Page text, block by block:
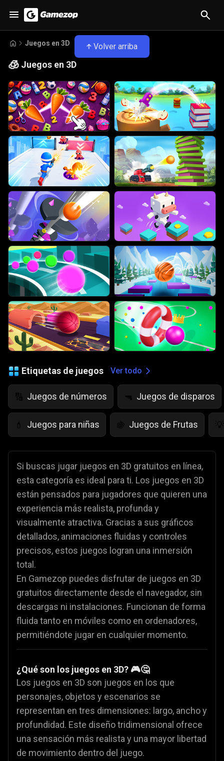
Volver arriba
Juegos en 3D
🧊 Juegos en 3D
Etiquetas de juegos Ver todo
🔢 Juegos de números 🔫 Juegos de disparos
💄 Juegos para niñas 🍇 Juegos de Frutas 💡
Si buscas jugar juegos en 3D gratuitos en línea,
esta categoría es ideal para ti. Los juegos en 3D
están pensados para jugadores que quieren una
experiencia más realista, profunda y
visualmente atractiva. Gracias a sus gráficos
detallados, animaciones fluidas y controles
precisos, estos juegos logran una inmersión
total.
En Gamezop puedes disfrutar de juegos en 3D
gratuitos directamente desde el navegador, sin
descargas ni instalaciones. Funcionan de forma
fluida tanto en móviles como en ordenadores,
permitiéndote jugar en cualquier momento.
¿Qué son los juegos en 3D? 🎮🤔
Los juegos en 3D son juegos en los que
personajes, objetos y escenarios se
representan en tres dimensiones: largo, ancho y
profundidad. Este diseño tridimensional ofrece
una sensación más realista y una mayor libertad
de movimiento dentro del juego.